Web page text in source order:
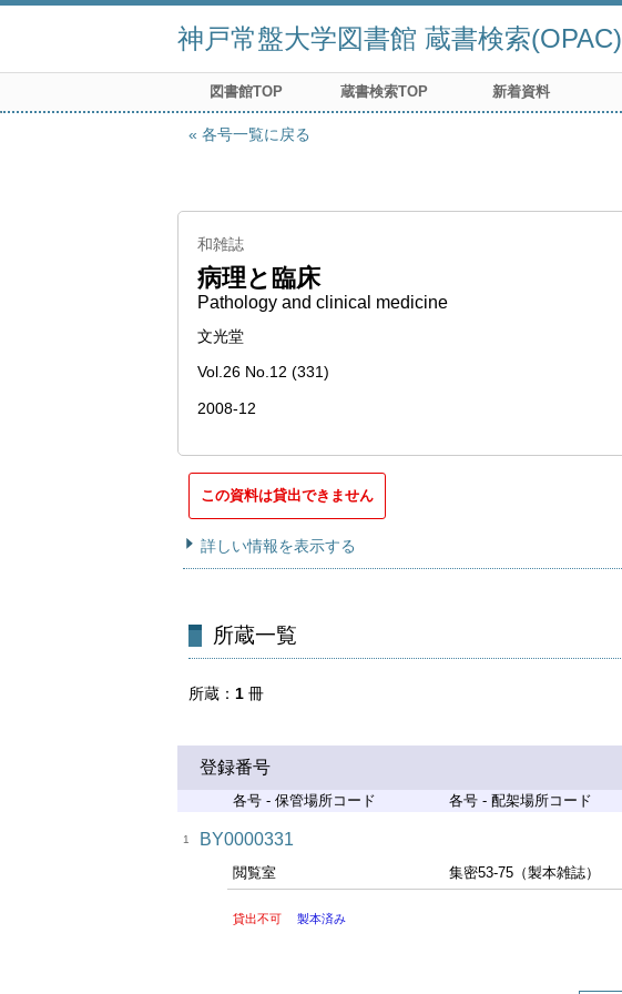
神戸常盤大学図書館 蔵書検索(OPAC)
図書館TOP 蔵書検索TOP 新着資料
各号一覧に戻る
和雑誌
病理と臨床
Pathology and clinical medicine
文光堂
Vol.26 No.12 (331)
2008-12
この資料は貸出できません
詳しい情報を表示する
所蔵一覧
所蔵 1 冊
登録番号
各号 - 保管場所コード 各号 - 配架場所コード
1 BY0000331
閲覧室 集密53-75（製本雑誌）
貸出不可 製本済み